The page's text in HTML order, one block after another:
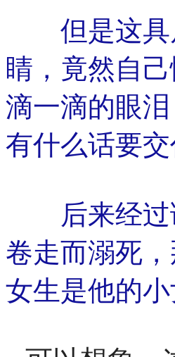
但是这具
睛，竟然自
滴一滴的眼
有什么话要交
后来经过
卷走而溺死
女生是他的